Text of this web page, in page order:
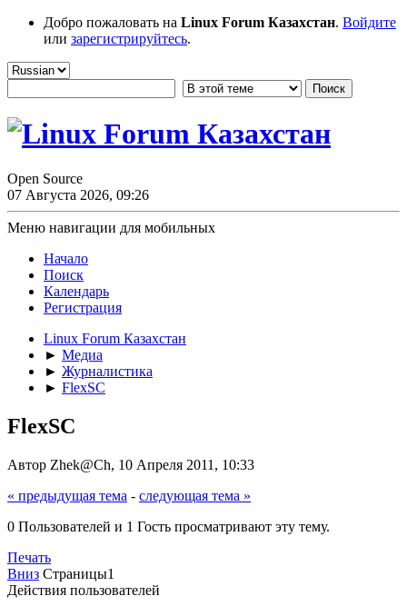
Добро пожаловать на Linux Forum Казахстан. Войдите
или зарегистрируйтесь.
Open Source
07 Августа 2026, 09:26
Меню навигации для мобильных
Начало
Поиск
Календарь
Регистрация
Linux Forum Казахстан
► Медиа
► Журналистика
► FlexSC
FlexSC
Автор Zhek@Ch, 10 Апреля 2011, 10:33
« предыдущая тема - следующая тема »
0 Пользователей и 1 Гость просматривают эту тему.
Печать
Вниз Страницы1
Действия пользователей